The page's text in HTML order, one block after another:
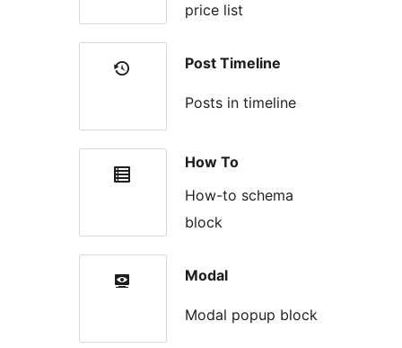
price list
Post Timeline
Posts in timeline
How To
How-to schema
block
Modal
Modal popup block